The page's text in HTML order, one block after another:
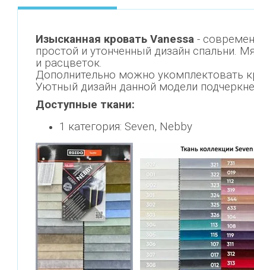
Изысканная кровать Vanessa -
простой и утонченный дизайн спальни.
и расцветок.
Дополнительно можно укомплектовать
Уютный дизайн данной модели
Доступные ткани:
1 категория: Seven, Nebby